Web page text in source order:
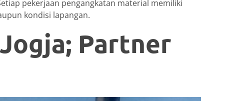
pekerjaan pengangkatan material memiliki
kondisi lapangan.
Partner